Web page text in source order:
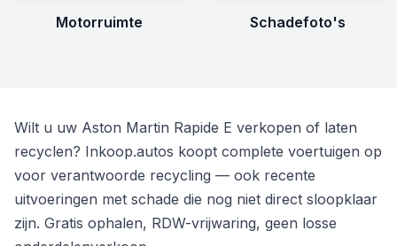
Motorruimte Schadefoto's
Wilt u uw Aston Martin Rapide E verkopen of laten
recyclen? Inkoop.autos koopt complete voertuigen op
voor verantwoorde recycling — ook recente
uitvoeringen met schade die nog niet direct sloopklaar
zijn. Gratis ophalen, RDW-vrijwaring, geen losse